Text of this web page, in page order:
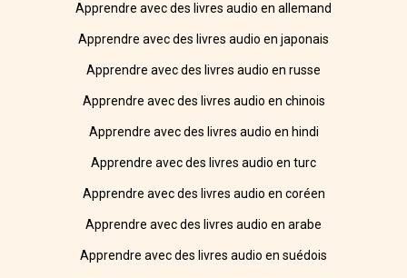
Apprendre avec des livres audio en allemand
Apprendre avec des livres audio en japonais
Apprendre avec des livres audio en russe
Apprendre avec des livres audio en chinois
Apprendre avec des livres audio en hindi
Apprendre avec des livres audio en turc
Apprendre avec des livres audio en coréen
Apprendre avec des livres audio en arabe
Apprendre avec des livres audio en suédois